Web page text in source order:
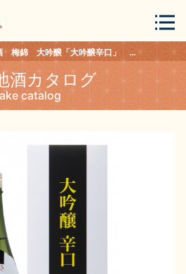
ログイン
地酒カタログ
清酒 梅錦 大吟醸「大吟醸辛口」 1.8L
酒カタログ
catalog